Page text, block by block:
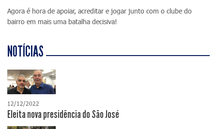
Agora é hora de apoiar, acreditar e jogar junto com o clube do
bairro em mais uma batalha decisiva!
NOTÍCIAS
12/12/2022
Eleita nova presidência do São José